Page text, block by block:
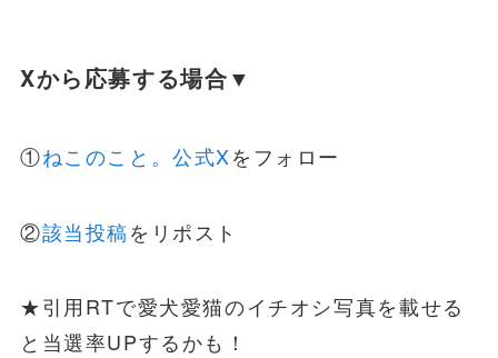
Xから応募する場合▼
①ねこのこと。公式Xをフォロー
②該当投稿をリポスト
★引用RTで愛犬愛猫のイチオシ写真を載せる
と当選率UPするかも！